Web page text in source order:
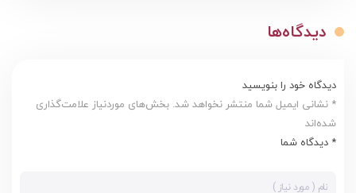
دیدگاه‌ها
دیدگاه خود را بنویسید
* نشانی ایمیل شما منتشر نخواهد شد. بخش‌های موردنیاز علامت‌گذاری
شده‌اند
* دیدگاه شما